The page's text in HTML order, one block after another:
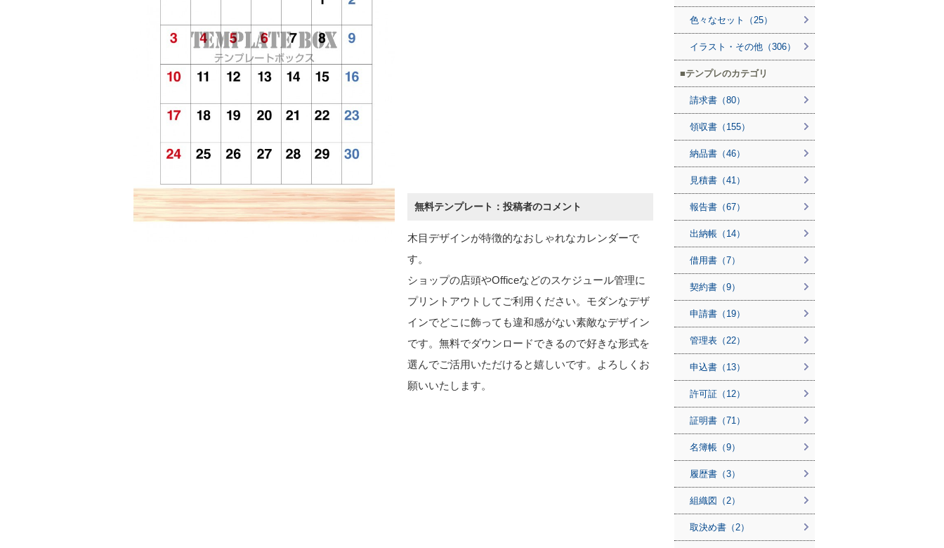
無料テンプレート：投稿者のコメント
木目デザインが特徴的なおしゃれなカレンダーで
す。
ショップの店頭やOfficeなどのスケジュール管理に
プリントアウトしてご利用ください。モダンなデザ
インでどこに飾っても違和感がない素敵なデザイン
です。無料でダウンロードできるので好きな形式を
選んでご活用いただけると嬉しいです。よろしくお
願いいたします。
色々なセット（25）
イラスト・その他（306）
テンプレのカテゴリ
請求書（80）
領収書（155）
納品書（46）
見積書（41）
報告書（67）
出納帳（14）
借用書（7）
契約書（9）
申請書（19）
管理表（22）
申込書（13）
許可証（12）
証明書（71）
名簿帳（9）
履歴書（3）
組織図（2）
取決め書（2）